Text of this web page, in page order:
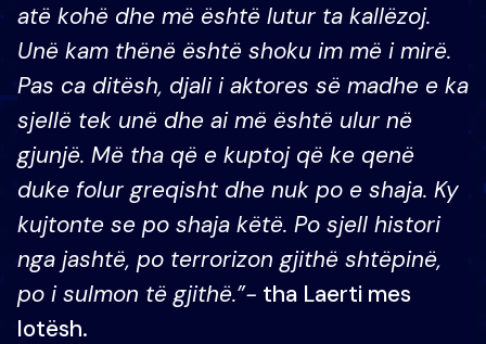
atë kohë dhe më është lutur ta kallëzoj.
Unë kam thënë është shoku im më i mirë.
Pas ca ditësh, djali i aktores së madhe e ka
sjellë tek unë dhe ai më është ulur në
gjunjë. Më tha që e kuptoj që ke qenë
duke folur greqisht dhe nuk po e shaja. Ky
kujtonte se po shaja këtë. Po sjell histori
nga jashtë, po terrorizon gjithë shtëpinë,
po i sulmon të gjithë.”- tha Laerti mes
lotësh.